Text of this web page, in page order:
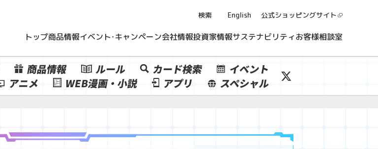
検索 English 公式ショッピングサイト
トップ商品情報イベント・キャンペーン会社情報投資家情報サステナビリティお客様相談室
商品情報 ルール カード検索
イベント
アニメ WEB漫画・小説 アプリ スペシャル